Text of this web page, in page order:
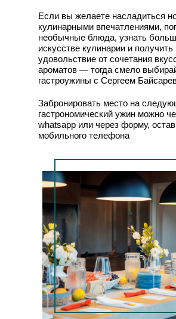
Если вы желаете насладиться
кулинарными впечатлениями,
необычные блюда, узнать
искусстве кулинарии и получить
удовольствие от сочетания
ароматов — тогда смело
гастроужины с Сергеем
Забронировать место на
гастрономический ужин можно
whatsapp или через форму,
мобильного телефона